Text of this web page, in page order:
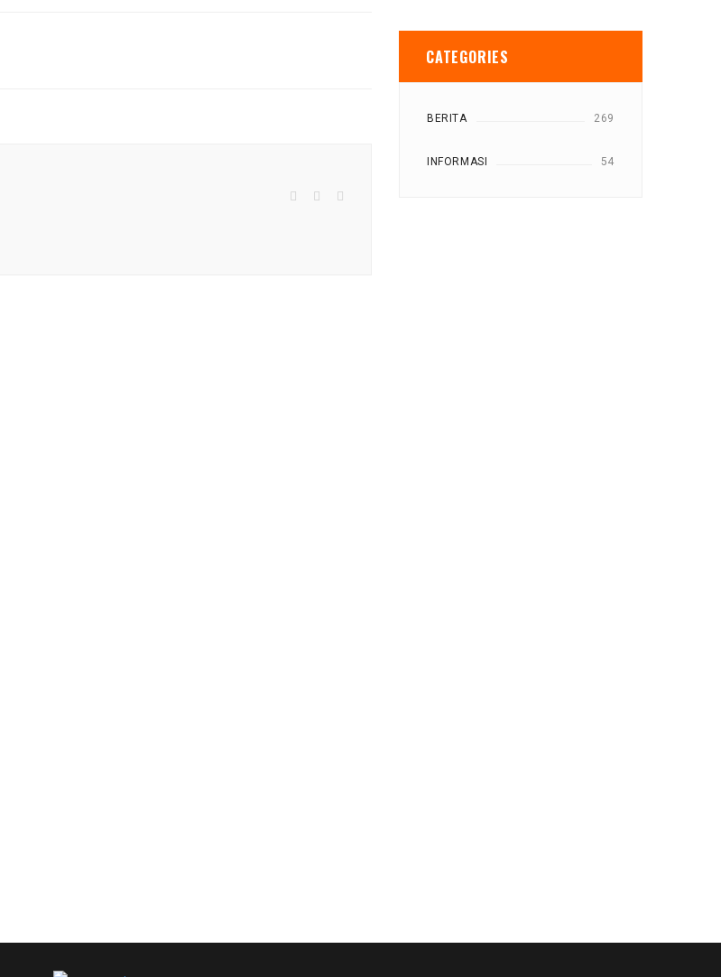
CATEGORIES
BERITA 269
INFORMASI 54